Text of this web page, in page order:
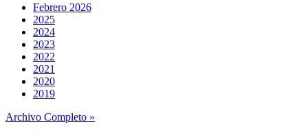
Febrero 2026
2025
2024
2023
2022
2021
2020
2019
Archivo Completo »